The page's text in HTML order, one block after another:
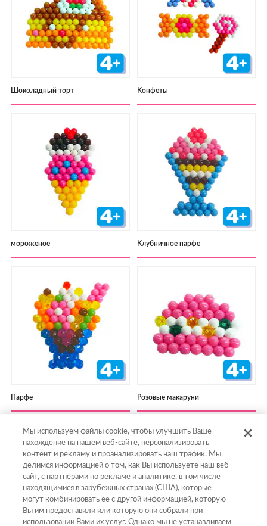
Шоколадный торт Конфеты
мороженое Клубничное парфе
Парфе Розовые макаруни
Мы используем файлы cookie, чтобы улучшить Ваше
нахождение на нашем веб-сайте, персонализировать
контент и рекламу и проанализировать наш трафик. Мы
делимся информацией о том, как Вы используете наш веб-
сайт, с партнерами по рекламе и аналитике, в том числе
находящимися в зарубежных странах (США), которые
могут комбинировать ее с другой информацией, которую
Вы им предоставили или которую они собрали при
использовании Вами их услуг. Однако мы не устанавливаем